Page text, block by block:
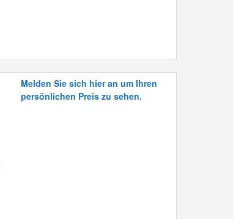
Melden Sie sich hier an um Ihren
persönlichen Preis zu sehen.